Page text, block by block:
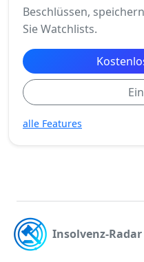
Beschlüssen,
Sie Watchlists.
alle Features
Insolvenz-Radar